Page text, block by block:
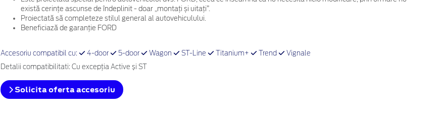
există cerințe ascunse de îndeplinit - doar „montați și uitați”.
Proiectată să completeze stilul general al autovehiculului.
Beneficiază de garanție FORD
Accesoriu compatibil cu: 4-door 5-door Wagon ST-Line Titanium+ Trend Vignale
Detalii compatibilitati: Cu excepția Active și ST
Solicita oferta accesoriu